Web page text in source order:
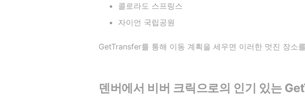
콜로라도 스프링스
자이언 국립공원
GetTransfer를 통해 이동 계획을 세우면 이러한 멋진 장소
덴버에서 비버 크릭으로의 인기 있는